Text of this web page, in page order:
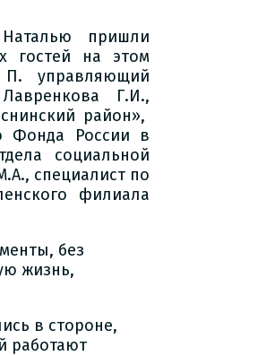
пришли
гостей на этом
П. управляющий
Г.И.,
район»,
Фонда России в
социальной
специалист по
филиала
без
жизнь,
в стороне,
работают